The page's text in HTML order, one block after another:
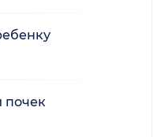
почек